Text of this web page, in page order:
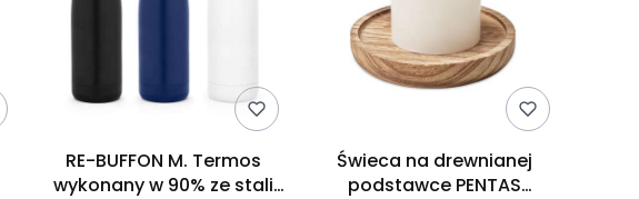
RE-BUFFON M. Termos
wykonany w 90% ze stali
Świeca na drewnianej
podstawce PENTAS